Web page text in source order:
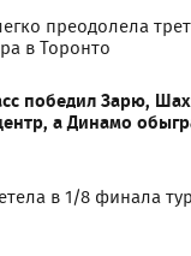
преодолела
в Торонто
победил Зарю,
а Динамо
в 1/8 финала